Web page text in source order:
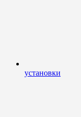
установки